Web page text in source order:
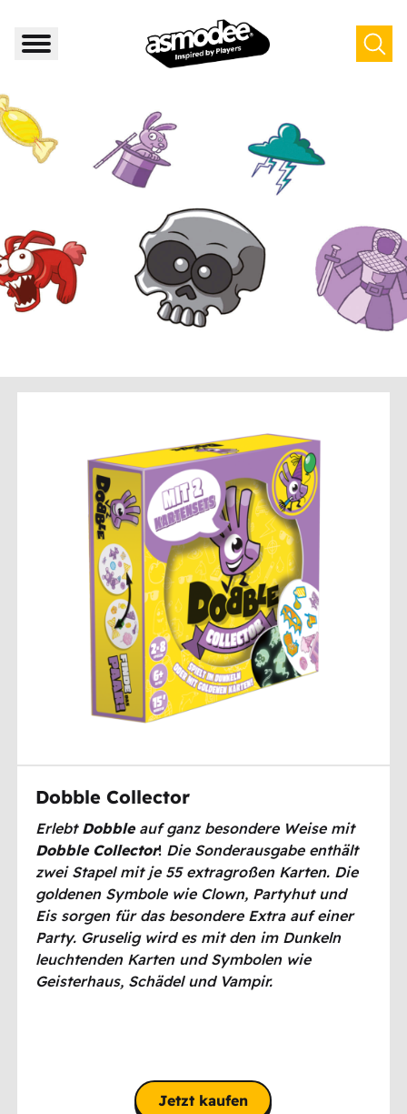
Dobble Collector
Erlebt Dobbleauf ganz besondere Weise mit
Dobble Collector! Die Sonderausgabe enthält
zwei Stapel mit je 55 extragroßen Karten. Die
goldenen Symbole wie Clown, Partyhut und
Eis sorgen für das besondere Extra auf einer
Party. Gruselig wird es mit den im Dunkeln
leuchtenden Karten und Symbolen wie
Geisterhaus, Schädel und Vampir.
Jetzt kaufen